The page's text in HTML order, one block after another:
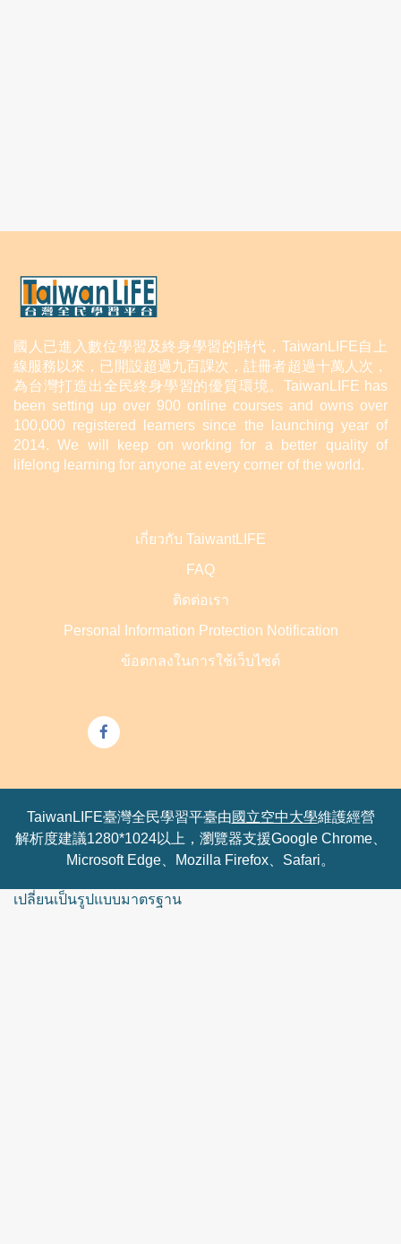
國人已進入數位學習及終身學習的時代，TaiwanLIFE自上
線服務以來，已開設超過九百課次，註冊者超過十萬人次，
為台灣打造出全民終身學習的優質環境。TaiwanLIFE has
been setting up over 900 online courses and owns over
100,000 registered learners since the launching year of
2014. We will keep on working for a better quality of
lifelong learning for anyone at every corner of the world.
เกี่ยวกับ TaiwantLIFE
FAQ
ติดต่อเรา
Personal Information Protection Notification
ข้อตกลงในการใช้เว็บไซต์
TaiwanLIFE臺灣全民學習平臺由國立空中大學維護經營
解析度建議1280*1024以上，瀏覽器支援Google Chrome、
Microsoft Edge、Mozilla Firefox、Safari。
เปลี่ยนเป็นรูปแบบมาตรฐาน